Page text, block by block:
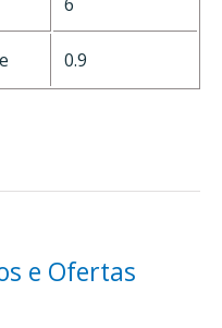
0.9
e Ofertas